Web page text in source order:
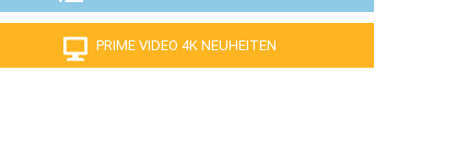
PRIME VIDEO 4K NEUHEITEN